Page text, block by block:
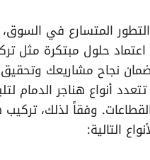
المتسارع في
حلول مبتكرة مثل
نجاح مشاريعك
تتعدد أنواع هناجر الدمام
وفقاً لذلك، تركيب
التالية: